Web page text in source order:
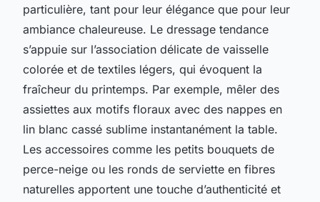
particulière, tant pour leur élégance que pour leur
ambiance chaleureuse. Le dressage tendance
s’appuie sur l’association délicate de vaisselle
colorée et de textiles légers, qui évoquent la
fraîcheur du printemps. Par exemple, mêler des
assiettes aux motifs floraux avec des nappes en
lin blanc cassé sublime instantanément la table.
Les accessoires comme les petits bouquets de
perce-neige ou les ronds de serviette en fibres
naturelles apportent une touche d’authenticité et